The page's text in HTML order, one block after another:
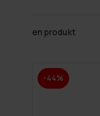
en produkt
-44%